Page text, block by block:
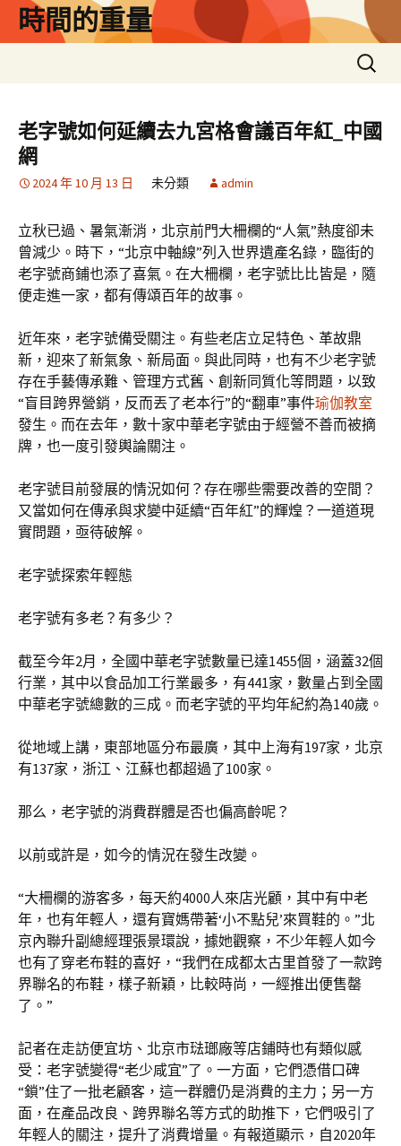
時間的重量
搜
尋
鍵
字:
老字號如何延續去九宮格會議百年紅_中國
網
2024 年 10 月 13 日 未分類 admin
立秋已過、暑氣漸消，北京前門大柵欄的“人氣”熱度卻未
曾減少。時下，“北京中軸線”列入世界遺產名錄，臨街的
老字號商鋪也添了喜氣。在大柵欄，老字號比比皆是，隨
便走進一家，都有傳頌百年的故事。
近年來，老字號備受關注。有些老店立足特色、革故鼎
新，迎來了新氣象、新局面。與此同時，也有不少老字號
存在手藝傳承難、管理方式舊、創新同質化等問題，以致
“盲目跨界營銷，反而丟了老本行”的“翻車”事件瑜伽教室
發生。而在去年，數十家中華老字號由于經營不善而被摘
牌，也一度引發輿論關注。
老字號目前發展的情況如何？存在哪些需要改善的空間？
又當如何在傳承與求變中延續“百年紅”的輝煌？一道道現
實問題，亟待破解。
老字號探索年輕態
老字號有多老？有多少？
截至今年2月，全國中華老字號數量已達1455個，涵蓋32個
行業，其中以食品加工行業最多，有441家，數量占到全國
中華老字號總數的三成。而老字號的平均年紀約為140歲。
從地域上講，東部地區分布最廣，其中上海有197家，北京
有137家，浙江、江蘇也都超過了100家。
那么，老字號的消費群體是否也偏高齡呢？
以前或許是，如今的情況在發生改變。
“大柵欄的游客多，每天約4000人來店光顧，其中有中老
年，也有年輕人，還有寶媽帶著‘小不點兒’來買鞋的。”北
京內聯升副總經理張景環說，據她觀察，不少年輕人如今
也有了穿老布鞋的喜好，“我們在成都太古里首發了一款跨
界聯名的布鞋，樣子新穎，比較時尚，一經推出便售罄
了。”
記者在走訪便宜坊、北京市琺瑯廠等店鋪時也有類似感
受：老字號變得“老少咸宜”了。一方面，它們憑借口碑
“鎖”住了一批老顧客，這一群體仍是消費的主力；另一方
面，在產品改良、跨界聯名等方式的助推下，它們吸引了
年輕人的關注，提升了消費增量。有報道顯示，自2020年